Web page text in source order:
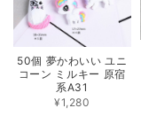
50個 夢かわいい ユニ
コーン ミルキー 原宿
系A31
¥1,280